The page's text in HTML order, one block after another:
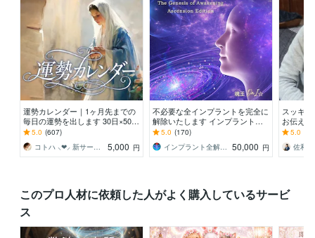
運勢カレンダー｜1ヶ月先までの
毎日の運勢を出します 30日×500
字のおよそ1万5千文字で細かく詳
細に記します
5.0 (607)
5,000 円
不必要な全インプラントを完全に
解除いたします インプラント全
解除創始者 × 魂の解放・カルマ浄
化・能力開花
5.0 (170)
50,000 円
スッキ
お伝え
間関係
持ち等◎
5.0
このプロ人材に依頼した人がよく購入しているサービ
ス